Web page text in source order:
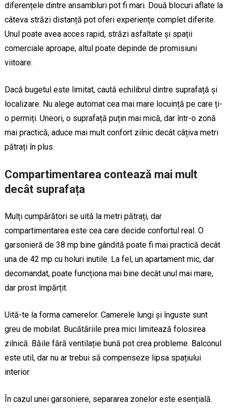
diferențele dintre ansambluri pot fi mari. Două blocuri aflate la
câteva străzi distanță pot oferi experiențe complet diferite.
Unul poate avea acces rapid, străzi asfaltate și spații
comerciale aproape, altul poate depinde de promisiuni
viitoare.
Dacă bugetul este limitat, caută echilibrul dintre suprafață și
localizare. Nu alege automat cea mai mare locuință pe care ți-
o permiți. Uneori, o suprafață puțin mai mică, dar într-o zonă
mai practică, aduce mai mult confort zilnic decât câțiva metri
pătrați în plus.
Compartimentarea contează mai mult
decât suprafața
Mulți cumpărători se uită la metri pătrați, dar
compartimentarea este cea care decide confortul real. O
garsonieră de 38 mp bine gândită poate fi mai practică decât
una de 42 mp cu holuri inutile. La fel, un apartament mic, dar
decomandat, poate funcționa mai bine decât unul mai mare,
dar prost împărțit.
Uită-te la forma camerelor. Camerele lungi și înguste sunt
greu de mobilat. Bucătăriile prea mici limitează folosirea
zilnică. Băile fără ventilație bună pot crea probleme. Balconul
este util, dar nu ar trebui să compenseze lipsa spațiului
interior.
În cazul unei garsoniere, separarea zonelor este esențială.